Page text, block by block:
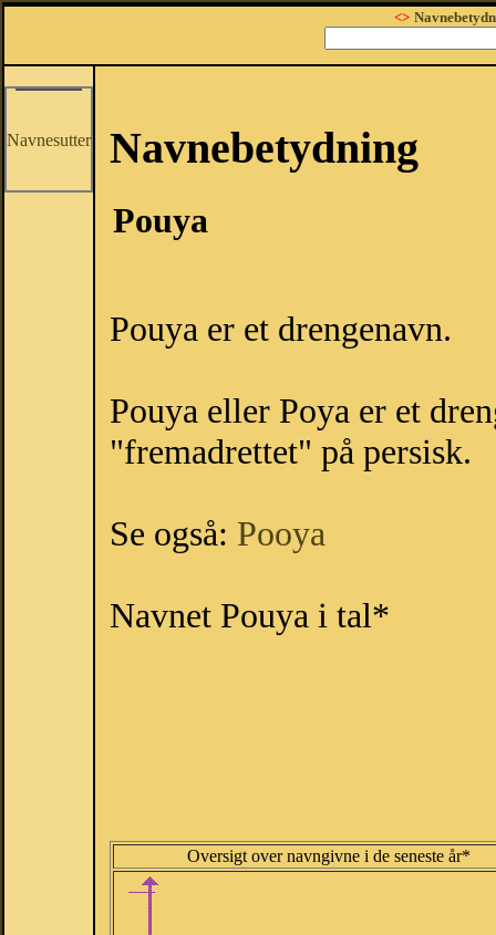
<>
Navnesutter Navnebetydning
Pouya
Pouya er et drengenavn.
Pouya eller Poya er et
"fremadrettet" på persisk.
Se også: Pooya
Navnet Pouya i tal*
Oversigt over navngivne i de seneste år*